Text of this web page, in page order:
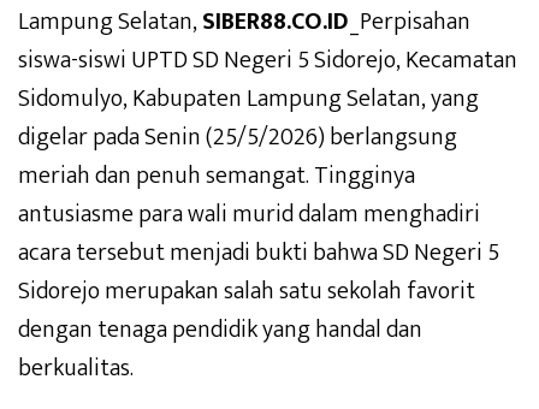
Lampung Selatan,SIBER88.CO.ID _Perpisahan
siswa-siswi UPTD SD Negeri 5 Sidorejo, Kecamatan
Sidomulyo, Kabupaten Lampung Selatan, yang
digelar pada Senin (25/5/2026) berlangsung
meriah dan penuh semangat. Tingginya
antusiasme para wali murid dalam menghadiri
acara tersebut menjadi bukti bahwa SD Negeri 5
Sidorejo merupakan salah satu sekolah favorit
dengan tenaga pendidik yang handal dan
berkualitas.